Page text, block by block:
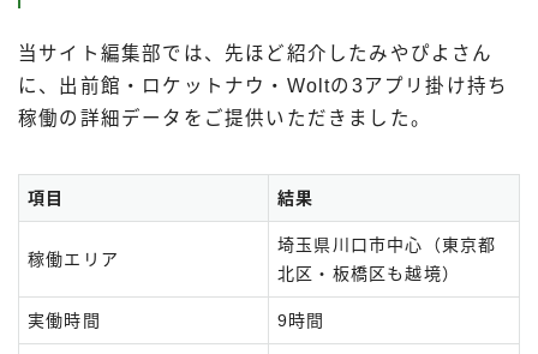
当サイト編集部では、先ほど紹介したみやぴよさん
に、出前館・ロケットナウ・Woltの3アプリ掛け持ち
稼働の詳細データをご提供いただきました。
項目 結果
稼働エリア
埼玉県川口市中心（東京都
北区・板橋区も越境）
実働時間 9時間